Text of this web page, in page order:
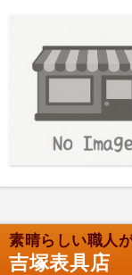
素晴らしい職人
吉塚表具店